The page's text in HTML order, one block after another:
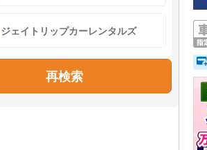
ジェイトリップカーレンタルズ
再検索